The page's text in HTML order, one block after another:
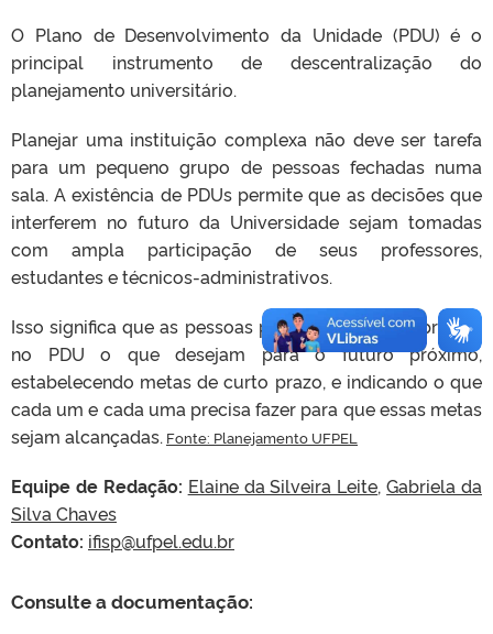
O Plano de Desenvolvimento da Unidade (PDU) é o
principal instrumento de descentralização do
planejamento universitário.
Planejar uma instituição complexa não deve ser tarefa
para um pequeno grupo de pessoas fechadas numa
sala. A existência de PDUs permite que as decisões que
interferem no futuro da Universidade sejam tomadas
com ampla participação de seus professores,
estudantes e técnicos-administrativos.
Isso significa que as pessoas podem e devem expressar
no PDU o que desejam para o futuro próximo,
estabelecendo metas de curto prazo, e indicando o que
cada um e cada uma precisa fazer para que essas metas
sejam alcançadas. Fonte: Planejamento UFPEL
Equipe de Redação: Elaine da Silveira Leite,Gabriela da
Silva Chaves
Contato: ifisp@ufpel.edu.br
Consulte a documentação: